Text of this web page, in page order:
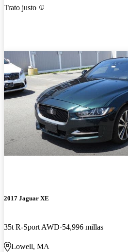
Trato justo
2017 Jaguar XE
35t R-Sport AWD 54,996 millas
Lowell, MA